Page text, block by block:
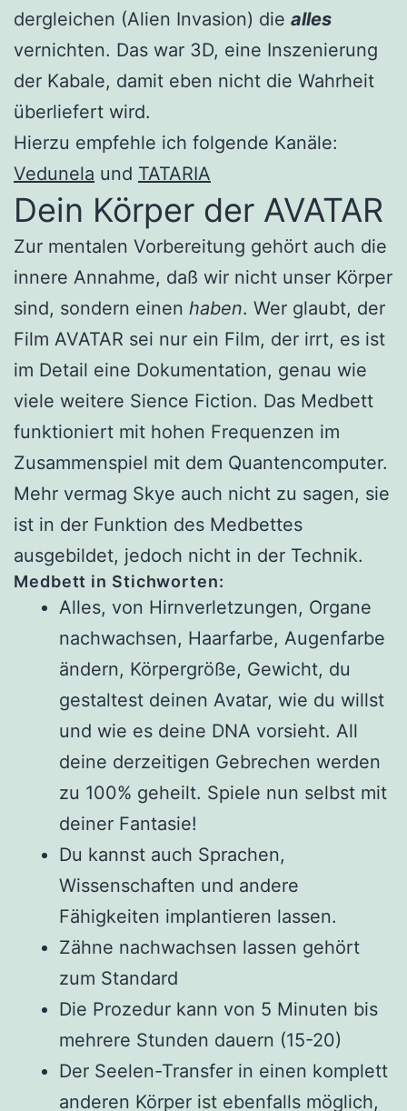
dergleichen (Alien Invasion) die alles
vernichten. Das war 3D, eine Inszenierung
der Kabale, damit eben nicht die Wahrheit
überliefert wird.
Hierzu empfehle ich folgende Kanäle:
Vedunela und TATARIA
Dein Körper der AVATAR
Zur mentalen Vorbereitung gehört auch die
innere Annahme, daß wir nicht unser Körper
sind, sondern einen haben. Wer glaubt, der
Film AVATAR sei nur ein Film, der irrt, es ist
im Detail eine Dokumentation, genau wie
viele weitere Sience Fiction. Das Medbett
funktioniert mit hohen Frequenzen im
Zusammenspiel mit dem Quantencomputer.
Mehr vermag Skye auch nicht zu sagen, sie
ist in der Funktion des Medbettes
ausgebildet, jedoch nicht in der Technik.
Medbett in Stichworten:
Alles, von Hirnverletzungen, Organe
nachwachsen, Haarfarbe, Augenfarbe
ändern, Körpergröße, Gewicht, du
gestaltest deinen Avatar, wie du willst
und wie es deine DNA vorsieht. All
deine derzeitigen Gebrechen werden
zu 100% geheilt. Spiele nun selbst mit
deiner Fantasie!
Du kannst auch Sprachen,
Wissenschaften und andere
Fähigkeiten implantieren lassen.
Zähne nachwachsen lassen gehört
zum Standard
Die Prozedur kann von 5 Minuten bis
mehrere Stunden dauern (15-20)
Der Seelen-Transfer in einen komplett
anderen Körper ist ebenfalls möglich,